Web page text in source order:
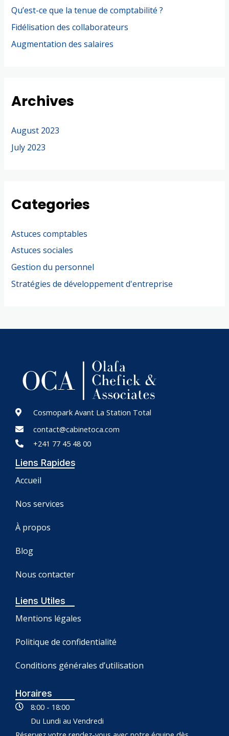
Qu’est-ce que la tenue de comptabilité ?
Fidélisation des collaborateurs
Augmentation des salaires
Archives
August 2023
July 2023
Categories
Astuces comptables
Astuces sociales
Gestion du personnel
Stratégies de développement d'entreprise
Cosmopark Avant La Station Total
contact@cabinetoca.com
+241 77 45 48 00
Liens Rapides
Accueil
Nos services
À propos
Blog
Nous contacter
Liens Utiles
Mentions légales
Politique de confidentialité
Conditions générales d’utilisation
Horaires
8:00 - 18:00
Du Lundi au Vendredi